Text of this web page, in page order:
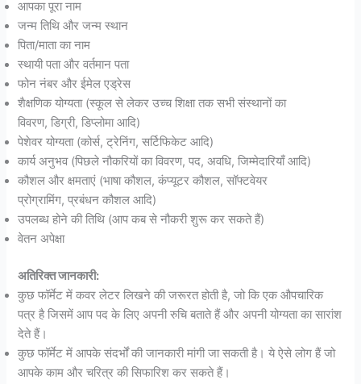
आपका पूरा नाम
जन्म तिथि और जन्म स्थान
पिता/माता का नाम
स्थायी पता और वर्तमान पता
फोन नंबर और ईमेल एड्रेस
शैक्षणिक योग्यता (स्कूल से लेकर उच्च शिक्षा तक सभी संस्थानों का
विवरण, डिग्री, डिप्लोमा आदि)
पेशेवर योग्यता (कोर्स, ट्रेनिंग, सर्टिफिकेट आदि)
कार्य अनुभव (पिछले नौकरियों का विवरण, पद, अवधि, जिम्मेदारियाँ आदि)
कौशल और क्षमताएं (भाषा कौशल, कंप्यूटर कौशल, सॉफ्टवेयर
प्रोग्रामिंग, प्रबंधन कौशल आदि)
उपलब्ध होने की तिथि (आप कब से नौकरी शुरू कर सकते हैं)
वेतन अपेक्षा
अतिरिक्त जानकारी:
कुछ फॉर्मेट में कवर लेटर लिखने की जरूरत होती है, जो कि एक औपचारिक
पत्र है जिसमें आप पद के लिए अपनी रुचि बताते हैं और अपनी योग्यता का सारांश
देते हैं।
कुछ फॉर्मेट में आपके संदर्भों की जानकारी मांगी जा सकती है। ये ऐसे लोग हैं जो
आपके काम और चरित्र की सिफारिश कर सकते हैं।